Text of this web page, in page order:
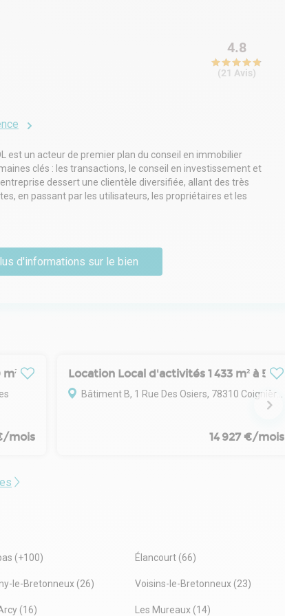
4.8
(21 Avis)
est un acteur de premier plan du conseil en immobilier
clés : les transactions, le conseil en investissement et
dessert une clientèle diversifiée, allant des très
en passant par les utilisateurs, les propriétaires et les
que les plateformes logistiques, les locaux
(Paris, Lille, Orléans, Rennes, Lyon, Bordeaux,
chiffre d'affaires annuel de plus de 13 millions d'euros
d'informations sur le bien
mois
Location Local d'activités 1 433 m² à 5 732 m²
Bâtiment B, 1 Rue Des Osiers, 78310 Coignières
14 927 €/mois
(+100) Élancourt (66)
le-Bretonneux (26) Voisins-le-Bretonneux (23)
(16) Les Mureaux (14)